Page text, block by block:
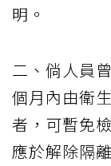
明。
二、倘人員
個月內由衛
者，可暫免
應於解除隔